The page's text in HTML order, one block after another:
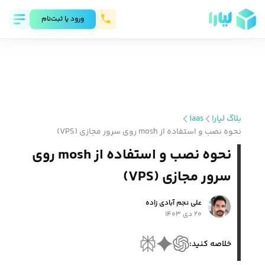
ورود يا ثبت‌نام
بلاگ لیارا
iaas
نحوه نصب و استفاده از mosh روی سرور مجازی (VPS)
نحوه نصب و استفاده از mosh روی
سرور مجازی (VPS)
علی نجم آبادی زاده
۲۰ دی ۱۴۰۳
خلاصه کنید: